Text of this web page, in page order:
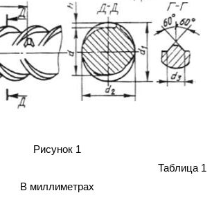
Рисунок 1
Таблица 1
В миллиметрах